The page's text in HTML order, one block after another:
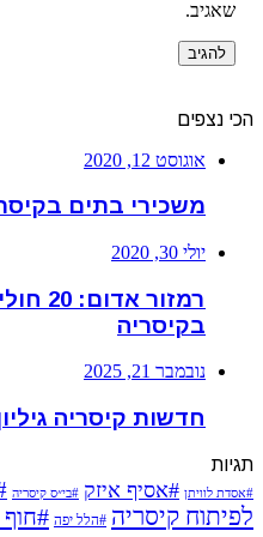
שאגיב.
הכי נצפים
אוגוסט 12, 2020
משכירי בתים
יולי 30, 2020
רמזור
בקיסריה
נובמבר 21, 2025
חדשות קיסריה גיליון
תגיות
#אסדת לוויתן #אסיף איזק #בי״ס קיסריה
לפיתוח קיסריה #הלל יפה